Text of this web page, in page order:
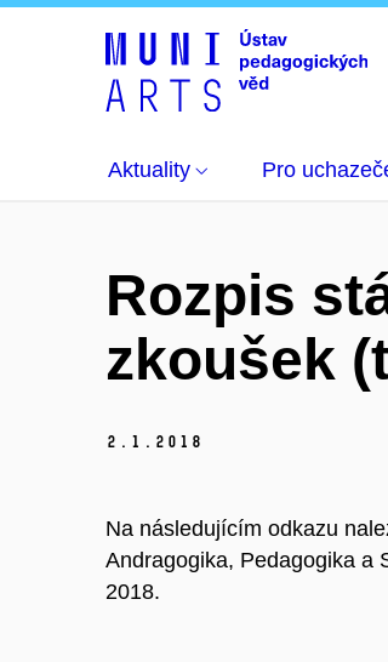
Aktuality Pro
Rozpis
zkoušek
2. 1. 2018
Na následujícím odkazu
Andragogika, Pedagogika a
2018.